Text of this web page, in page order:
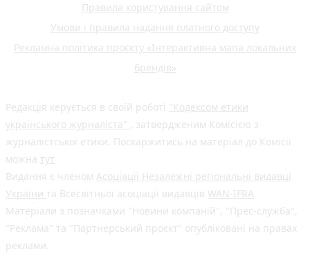
Правила користування сайтом
Умови і правила надання платного доступу
Рекламна політика проєкту «Інтерактивна мапа локальних
брендів»
Редакція керується в своїй роботі "Кодексом етики
українського журналіста" , затвердженим Комісією з
журналістської етики. Поскаржитись на матеріал до Комісії
можна тут
Видання є членом Асоціації Незалежні регіональні видавці
України та Всесвітньої асоціації видавців WAN-IFRA
Матеріали з позначками "Новини компаній", "Прес-служба",
"Реклама" та "Партнерський проєкт" опубліковані на правах
реклами.